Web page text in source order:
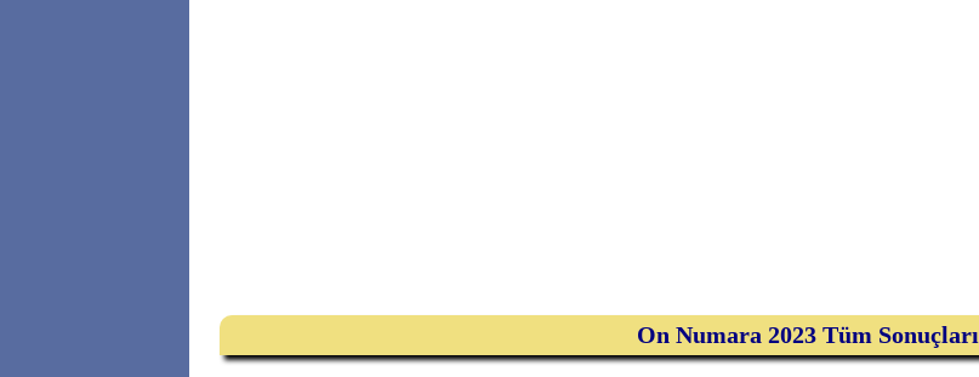
On Numara 2023 Tüm Sonuçları